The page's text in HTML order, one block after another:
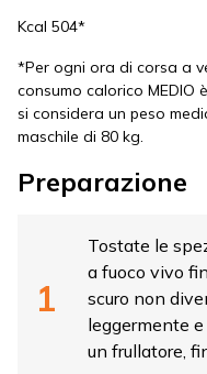
Kcal 504*
*Per ogni ora di corsa a
consumo calorico MEDIO
si considera un peso
maschile di 80 kg.
Preparazione
Tostate le
a fuoco vivo
scuro non
leggermente
un frullatore,